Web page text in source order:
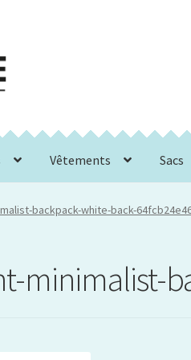
Vêtements Sacs
backpack-white-back-
minimalist-